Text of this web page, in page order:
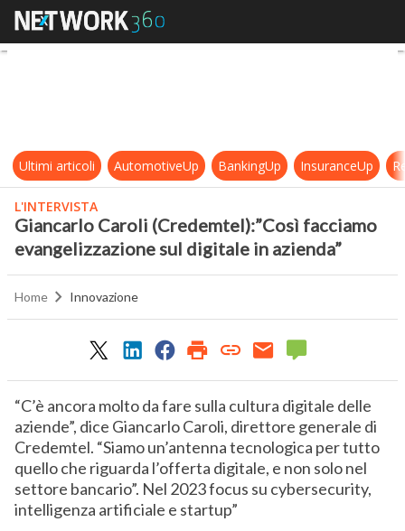
Giancarlo Caroli
Ultimi articoli AutomotiveUp BankingUp InsuranceUp
L'INTERVISTA
Giancarlo Caroli (Credemtel):”Così facciamo
evangelizzazione sul digitale in azienda”
Home Innovazione
“C’è ancora molto da fare sulla cultura digitale delle
aziende”, dice Giancarlo Caroli, direttore generale di
Credemtel. “Siamo un’antenna tecnologica per tutto
quello che riguarda l’offerta digitale, e non solo nel
settore bancario”. Nel 2023 focus su cybersecurity,
intelligenza artificiale e startup”